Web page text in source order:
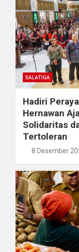
SALATIGA
Hadiri
Hernawan
Solidaritas
Tertoleran
8 Desember